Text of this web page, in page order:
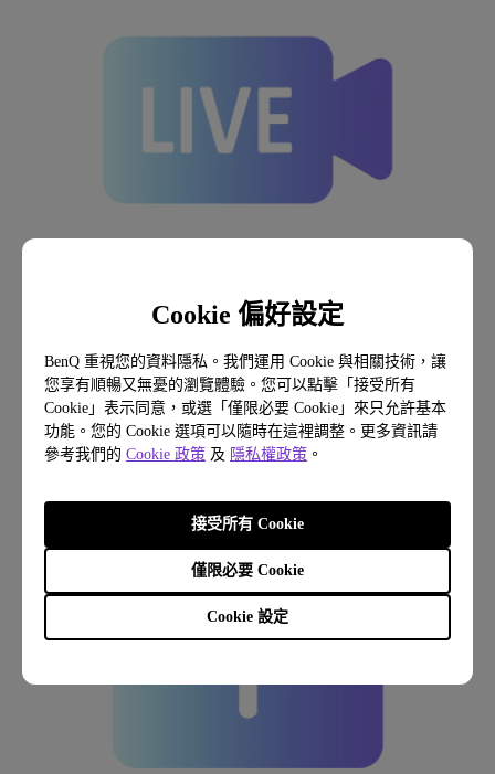
Cookie 偏好設定
BenQ 重視您的資料隱私。我們運用 Cookie 與相關技術，讓
您享有順暢又無憂的瀏覽體驗。您可以點擊「接受所有
Cookie」表示同意，或選「僅限必要 Cookie」來只允許基本
功能。您的 Cookie 選項可以隨時在這裡調整。更多資訊請
參考我們的 Cookie 政策 及 隱私權政策 。
Cookie 設定
僅限必要 Cookie
接受所有 Cookie
0.5 Mbps
網路直播，例如線上直播研討會